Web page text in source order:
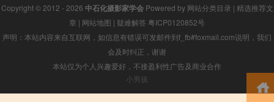
Copyright © 2012 - 2026 中石化摄影家学会Powered by 网站分类目录 | 精选推荐文
章 | 网站地图 | 疑难解答 粤ICP0120852号
声明：本站内容来自互联网，如信息有错误可发邮件到f_fb#foxmail.com说明，我们
会及时纠正，谢谢
本站仅为个人兴趣爱好，不接盈利性广告及商业合作
小男孩